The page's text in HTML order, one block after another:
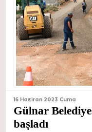
16 Haziran 2023 Cuma
Gülnar
başladı